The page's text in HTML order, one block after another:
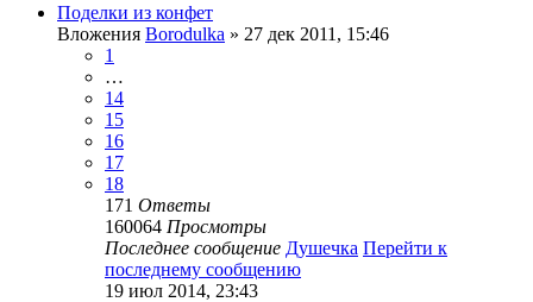
Поделки из конфет
Вложения Borodulka » 27 дек 2011, 15:46
1
…
14
15
16
17
18
171 Ответы
160064 Просмотры
Последнее сообщение Душечка Перейти к
последнему сообщению
19 июл 2014, 23:43